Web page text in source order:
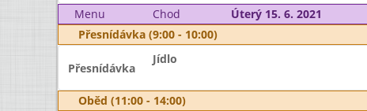
Menu Chod Úterý 15. 6. 2021
Přesnídávka (9:00 - 10:00)
Přesnídávka
Jídlo
Oběd (11:00 - 14:00)